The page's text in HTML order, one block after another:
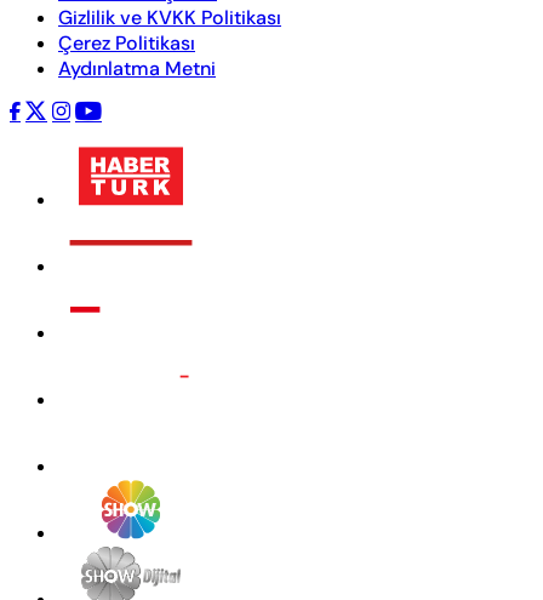
Gizlilik ve KVKK Politikası
Çerez Politikası
Aydınlatma Metni